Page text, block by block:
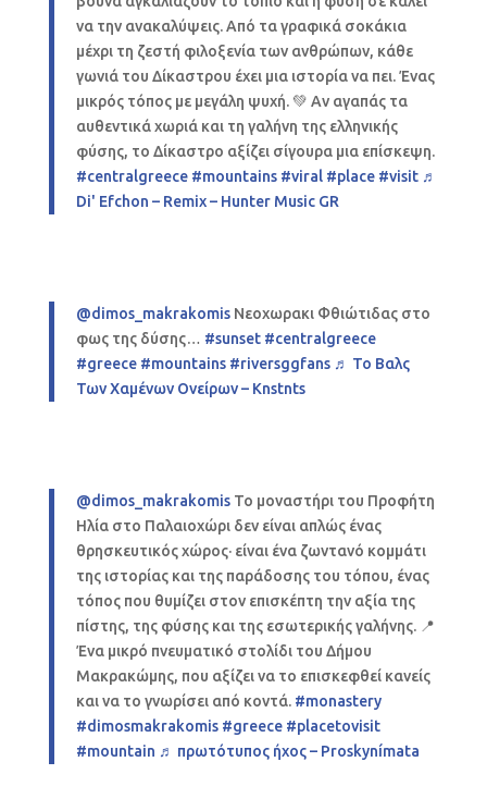
να την ανακαλύψεις. Από τα γραφικά σοκάκια
μέχρι τη ζεστή φιλοξενία των ανθρώπων, κάθε
γωνιά του Δίκαστρου έχει μια ιστορία να πει. Ένας
μικρός τόπος με μεγάλη ψυχή. 💚 Αν αγαπάς τα
αυθεντικά χωριά και τη γαλήνη της ελληνικής
φύσης, το Δίκαστρο αξίζει σίγουρα μια επίσκεψη.
#centralgreece #mountains #viral #place #visit ♬
Di' Efchon – Remix – Hunter Music GR
@dimos_makrakomisΝεοχωρακι Φθιώτιδας στο
φως της δύσης… #sunset #centralgreece
#greece #mountains #riversggfans ♬ Το Βαλς
Των Χαμένων Ονείρων – Knstnts
@dimos_makrakomisΤο μοναστήρι του Προφήτη
Ηλία στο Παλαιοχώρι δεν είναι απλώς ένας
θρησκευτικός χώρος· είναι ένα ζωντανό κομμάτι
της ιστορίας και της παράδοσης του τόπου, ένας
τόπος που θυμίζει στον επισκέπτη την αξία της
πίστης, της φύσης και της εσωτερικής γαλήνης. 📍
Ένα μικρό πνευματικό στολίδι του Δήμου
Μακρακώμης, που αξίζει να το επισκεφθεί κανείς
και να το γνωρίσει από κοντά. #monastery
#dimosmakrakomis #greece #placetovisit
#mountain ♬ πρωτότυπος ήχος – Proskynímata